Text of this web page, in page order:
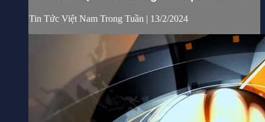
Tin Tức Việt Nam Trong Tuần | 13/2/2024